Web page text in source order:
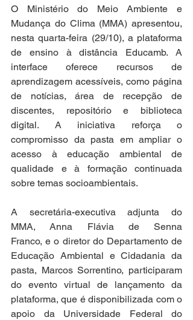
O Ministério do Meio Ambiente e
Mudança do Clima (MMA) apresentou,
nesta quarta-feira (29/10), a plataforma
de ensino à distância Educamb. A
interface oferece recursos de
aprendizagem acessíveis, como página
de notícias, área de recepção de
discentes, repositório e biblioteca
digital. A iniciativa reforça o
compromisso da pasta em ampliar o
acesso à educação ambiental de
qualidade e à formação continuada
sobre temas socioambientais.
A secretária-executiva adjunta do
MMA, Anna Flávia de Senna
Franco, e o diretor do Departamento de
Educação Ambiental e Cidadania da
pasta, Marcos Sorrentino, participaram
do evento virtual de lançamento da
plataforma, que é disponibilizada com o
apoio da Universidade Federal do